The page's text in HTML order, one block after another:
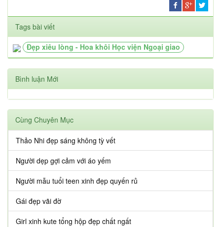
Tags bài viết
Đẹp xiêu lòng - Hoa khôi Học viện Ngoại giao
Bình luận Mới
Cùng Chuyên Mục
Thảo Nhi đẹp sáng không tỳ vết
Người dẹp gợi cảm với áo yếm
Người mẫu tuổi teen xinh đẹp quyến rủ
Gái đẹp vãi đờ
Girl xinh kute tổng hộp đẹp chất ngất